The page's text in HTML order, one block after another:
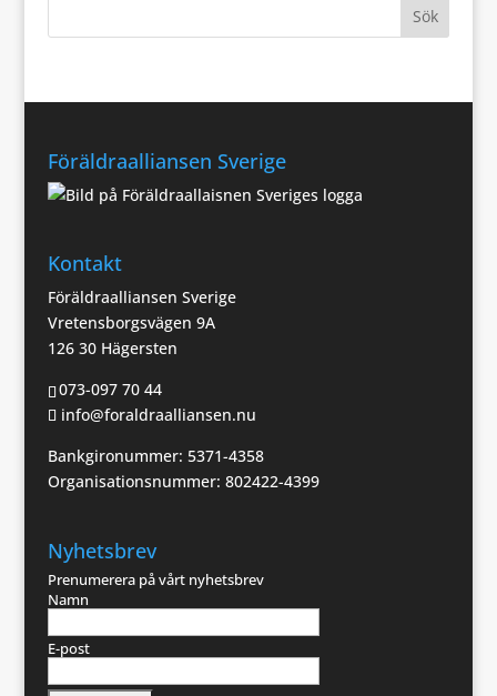
Föräldraalliansen Sverige
Kontakt
Föräldraalliansen Sverige
Vretensborgsvägen 9A
126 30 Hägersten
073-097 70 44
info@foraldraalliansen.nu
Bankgironummer: 5371-4358
Organisationsnummer: 802422-4399
Nyhetsbrev
Prenumerera på vårt nyhetsbrev
Namn
E-post